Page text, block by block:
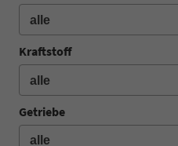
Kraftstoff
Getriebe